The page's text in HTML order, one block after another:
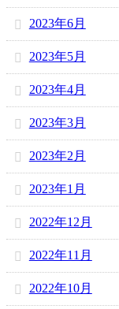
2023年6月
2023年5月
2023年4月
2023年3月
2023年2月
2023年1月
2022年12月
2022年11月
2022年10月